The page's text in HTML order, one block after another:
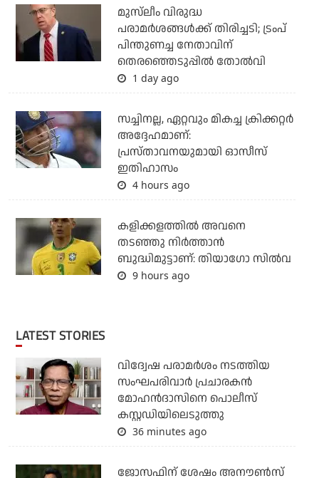
മുസ്‌ലീം വിരുദ്ധ
പരാമര്‍ശങ്ങള്‍ക്ക് തിരിച്ചടി; ട്രംപ്
പിന്തുണച്ച നേതാവിന്
തെരഞ്ഞെടുപ്പില്‍ തോല്‍വി
1 day ago
സച്ചിനല്ല, ഏറ്റവും മികച്ച ക്രിക്കറ്റര്‍
അദ്ദേഹമാണ്:
പ്രസ്താവനയുമായി ഓസീസ്
ഇതിഹാസം
4 hours ago
കളിക്കളത്തില്‍ അവനെ
തടഞ്ഞു നിര്‍ത്താന്‍
ബുദ്ധിമുട്ടാണ്: തിയാഗോ സില്‍വ
9 hours ago
LATEST STORIES
വിദ്വേഷ പരാമര്‍ശം നടത്തിയ
സംഘപരിവാര്‍ പ്രചാരകന്‍
മോഹന്‍ദാസിനെ പൊലീസ്
കസ്റ്റഡിയിലെടുത്തു
36 minutes ago
ജോസഫിന് ശേഷം അനൗണ്‍സ്